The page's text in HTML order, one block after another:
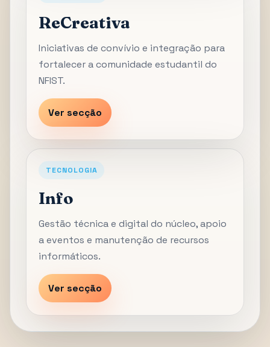
ReCreativa
Iniciativas de convívio e integração para
fortalecer a comunidade estudantil do
NFIST.
Ver secção
TECNOLOGIA
Info
Gestão técnica e digital do núcleo, apoio
a eventos e manutenção de recursos
informáticos.
Ver secção